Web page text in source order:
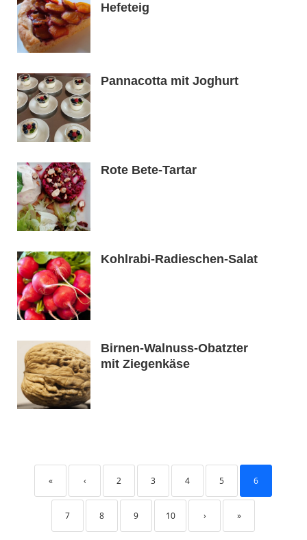
Hefeteig
Pannacotta mit Joghurt
Rote Bete-Tartar
Kohlrabi-Radieschen-Salat
Birnen-Walnuss-Obatzter
mit Ziegenkäse
« ‹ 2 3 4 5 6
7 8 9 10 › »